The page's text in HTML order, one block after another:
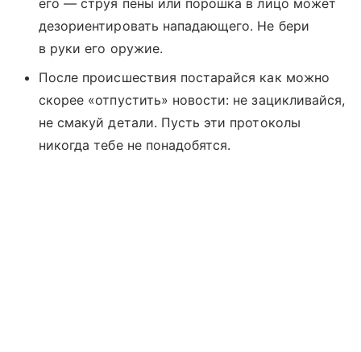
его — струя пены или порошка в лицо может
дезориентировать нападающего. Не бери
в руки его оружие.
После происшествия постарайся как можно
скорее «отпустить» новости: не зацикливайся,
не смакуй детали. Пусть эти протоколы
никогда тебе не понадобятся.